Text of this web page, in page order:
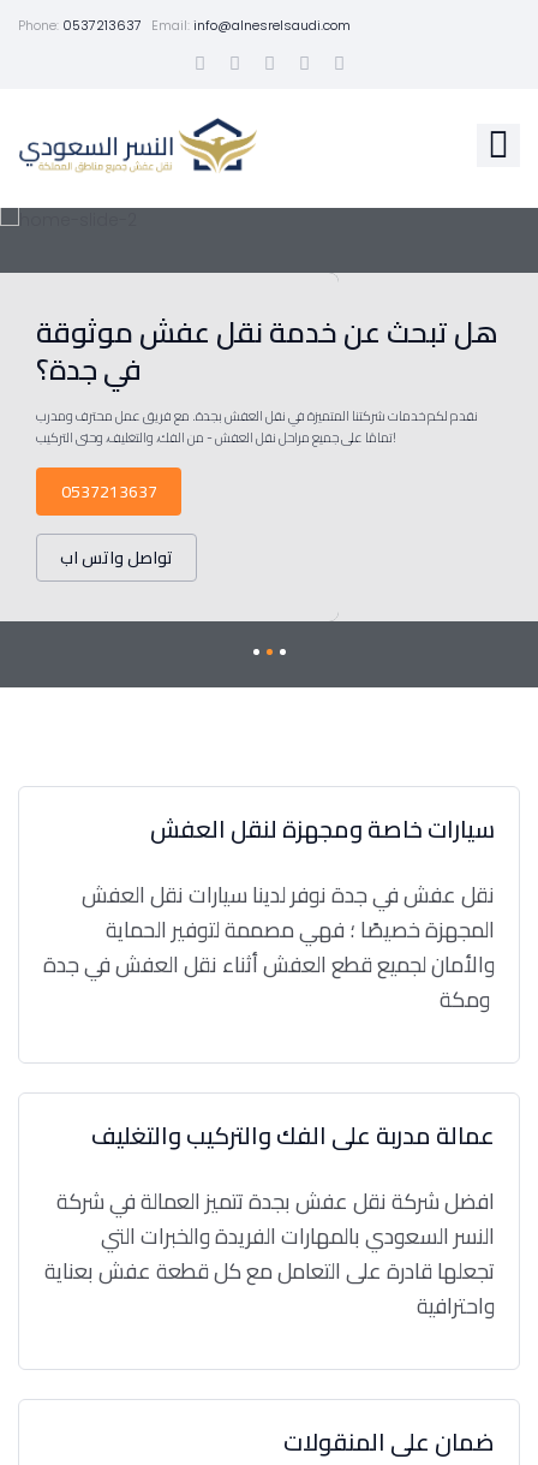
Phone: 0537213637 Email:info@alnesrelsaudi.com
هل تبحث عن خدمة نقل عفش موثوقة
في جدة؟
نقدم لكم خدمات شركتنا المتميزة في نقل العفش بجدة. مع فريق عمل محترف ومدرب
تمامًا على جميع مراحل نقل العفش - من الفك، والتغليف، وحتى التركيب!
0537213637
تواصل واتس اب
سيارات خاصة ومجهزة لنقل العفش
نقل عفش في جدة نوفر لدينا سيارات نقل العفش
المجهزة خصيصًا ؛ فهي مصممة لتوفير الحماية
والأمان لجميع قطع العفش أثناء نقل العفش في جدة
عمالة مدربة على الفك والتركيب والتغليف
افضل شركة نقل عفش بجدة تتميز العمالة في شركة
النسر السعودي بالمهارات الفريدة والخبرات التي
تجعلها قادرة على التعامل مع كل قطعة عفش بعناية
واحترافية
ضمان على المنقولات